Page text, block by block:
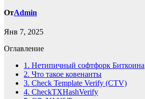
ОтAdmin
Янв 7, 2025
Оглавление
1. Нетипичный софтфорк Биткоина
2. Что такое ковенанты
3. Check Template Verify (CTV)
4. CheckTXHashVerify